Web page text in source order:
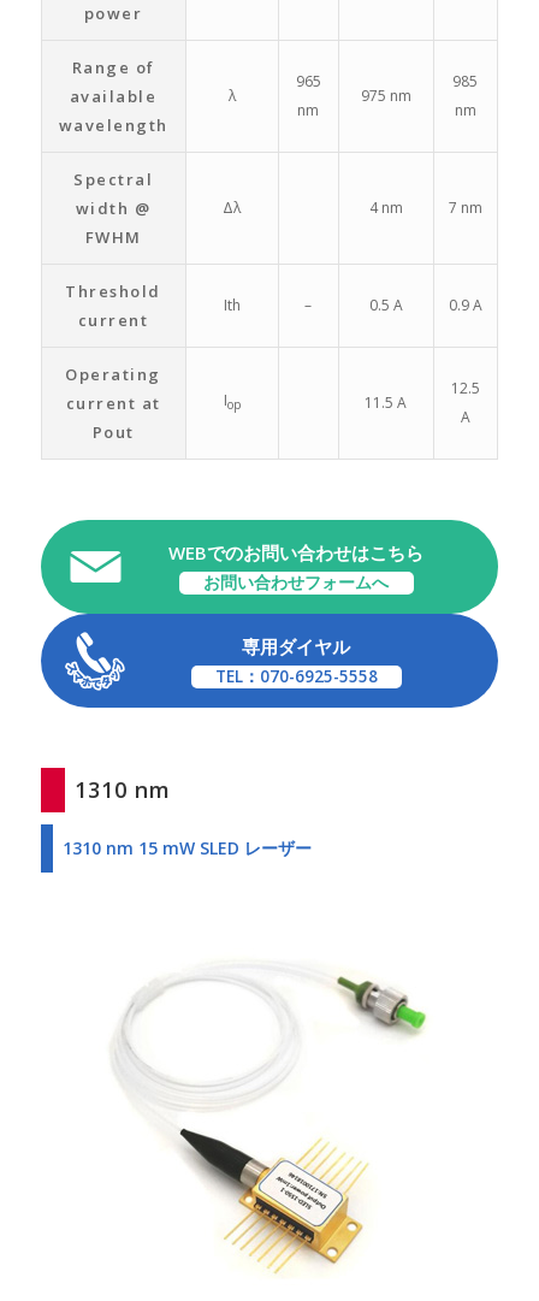
power
Range of
available
wavelength
λ
965
nm
975 nm
985
nm
Spectral
width @
FWHM
Δλ 4 nm 7 nm
Threshold
current
Ith – 0.5 A 0.9 A
Operating
current at
Pout
Iop 11.5 A
12.5
A
WEBでのお問い合わせはこちら
お問い合わせフォームへ
専用ダイヤル
TEL：070-6925-5558
1310 nm
1310 nm 15 mW SLED レーザー